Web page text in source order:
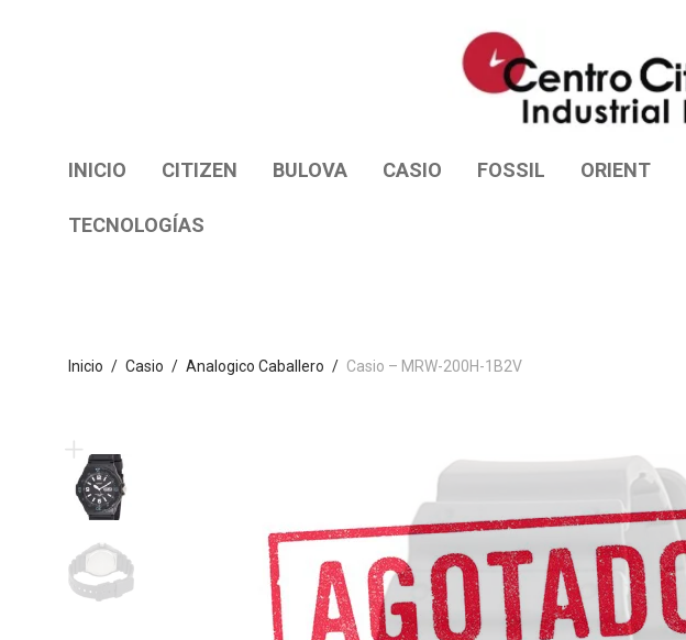
INICIO CITIZEN BULOVA CASIO FOSSIL ORIENT
TECNOLOGÍAS
Inicio / Casio / Analogico Caballero / Casio – MRW-200H-1B2V